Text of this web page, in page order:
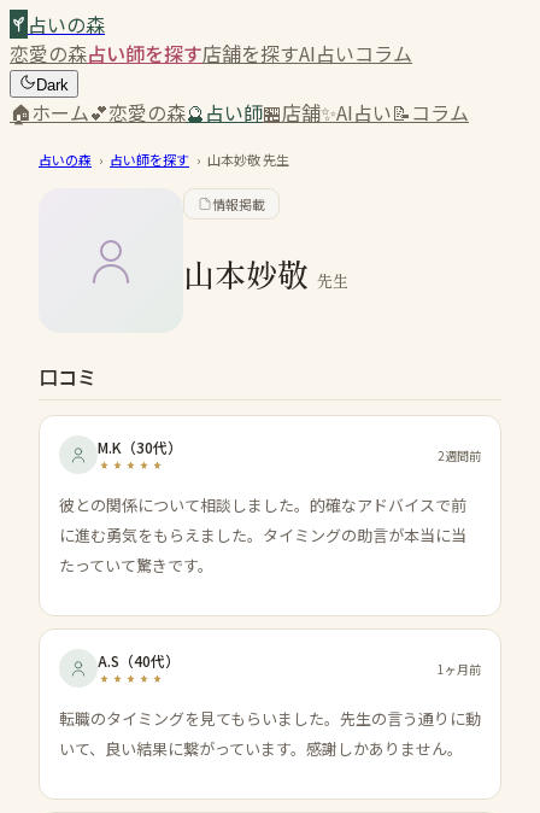
占いの森
恋愛の森占い師を探す店舗を探すAI占いコラム
Dark
🏠ホーム💕恋愛の森🔮占い師🏪店舗✨AI占い📝コラム
占いの森 › 占い師を探す › 山本妙敬先生
情報掲載
山本妙敬 先生
口コミ
M.K （30代） 2週間前
彼との関係について相談しました。的確なアドバイスで前
に進む勇気をもらえました。タイミングの助言が本当に当
たっていて驚きです。
A.S （40代） 1ヶ月前
転職のタイミングを見てもらいました。先生の言う通りに動
いて、良い結果に繋がっています。感謝しかありません。